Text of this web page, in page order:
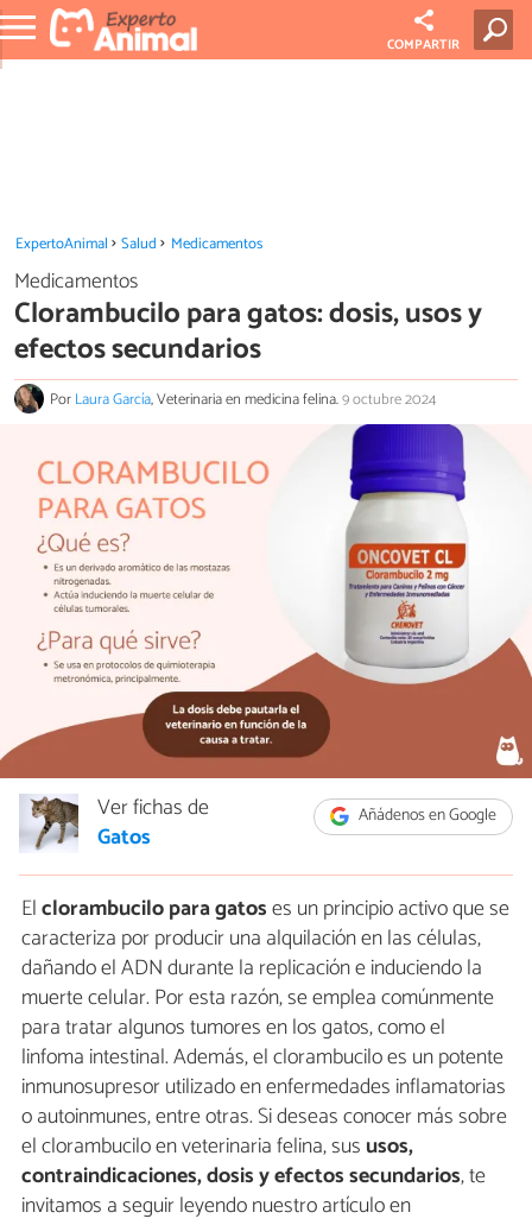
COMPARTIR
ExpertoAnimal Salud Medicamentos
Medicamentos
Clorambucilo para gatos: dosis, usos y
efectos secundarios
PorLaura García, Veterinaria en medicina felina.9 octubre 2024
Añádenos en Google
Ver fichas de
Gatos
Elclorambucilo para gatoses un principio activo que se
caracteriza por producir una alquilación en las células,
dañando el ADN durante la replicación e induciendo la
muerte celular. Por esta razón, se emplea comúnmente
para tratar algunos tumores en los gatos, como el
linfoma intestinal. Además, el clorambucilo es un potente
inmunosupresor utilizado en enfermedades inflamatorias
o autoinmunes, entre otras. Si deseas conocer más sobre
el clorambucilo en veterinaria felina, sus usos,
contraindicaciones, dosis y efectos secundarios, te
invitamos a seguir leyendo nuestro artículo en